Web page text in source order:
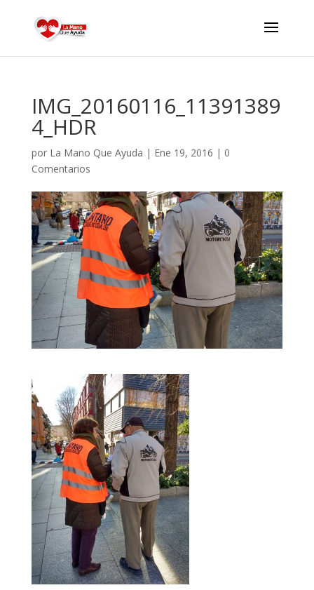
IMG_20160116_11391389
4_HDR
por La Mano Que Ayuda | Ene 19, 2016 | 0
Comentarios